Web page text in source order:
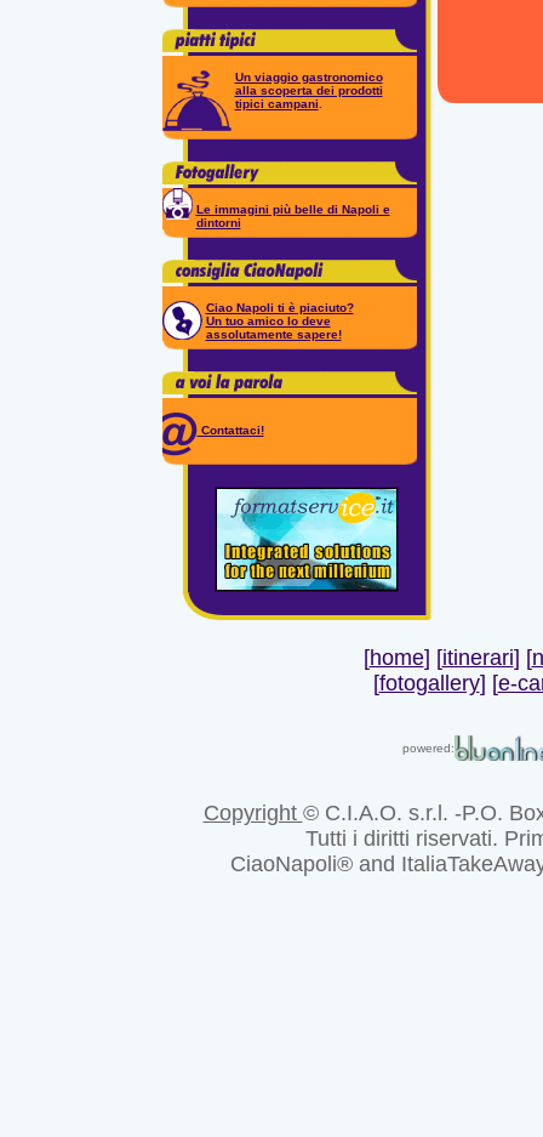
Un viaggio gastronomico
alla scoperta dei prodotti
tipici campani
Le immagini più belle di Napoli e
dintorni
Ciao Napoli ti è piaciuto?
Un tuo amico lo deve
assolutamente sapere!
Contattaci!
[home] [itinerari] [
[fotogallery] [e-
powered:
Copyright © C.I.A.O. s.r.l. -P.O.
Tutti i diritti riservati.
CiaoNapoli® and